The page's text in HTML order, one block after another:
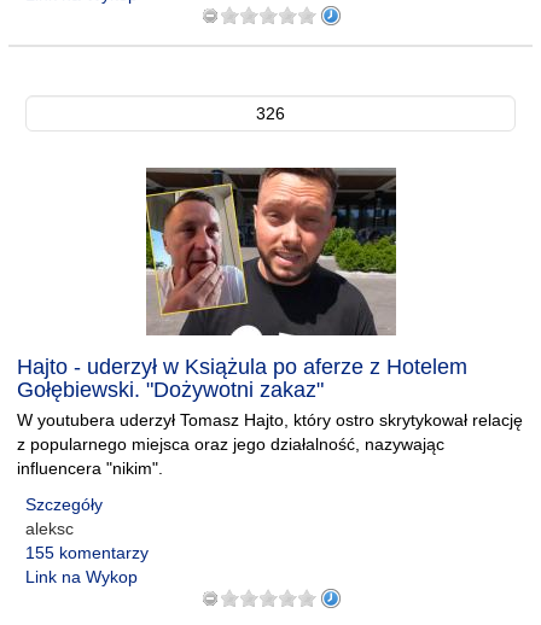
326
Hajto - uderzył w Książula po aferze z Hotelem
Gołębiewski. "Dożywotni zakaz"
W youtubera uderzył Tomasz Hajto, który ostro skrytykował relację
z popularnego miejsca oraz jego działalność, nazywając
influencera "nikim".
Szczegóły
aleksc
155 komentarzy
Link na Wykop